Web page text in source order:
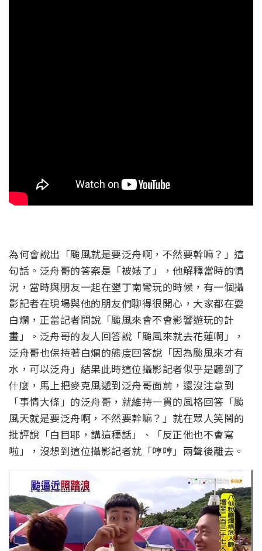
為何會說出「颱風就是要泛舟啊，不然要幹嘛？」這
句話。泛舟哥的答案是「被婊了」，他解釋當時的情
況，當時與朋友一起在墾丁南彎玩的時候，有一個攝
影記者在現場與他的朋友們聊得很開心，大家都在耍
白爛，正當記者問說「颱風來會不會影響遊玩的計
畫」。泛舟哥的友人回答說「颱風來就去花蓮啊」，
泛舟哥也保持著白爛的態度回答說「因為颱風來才有
水，可以泛舟」結果此時這位攝影記者似乎是聽到了
什麼，馬上把麥克風遞到泛舟哥面前，還沒注意到
「事情大條」的泛舟哥，就維持一貫的風格回答「颱
風天就是要泛舟啊，不然要幹嘛？」就在眾人笑鬧的
批評說「白目耶，講這種話」、「反正他也不會寫
啦」，沒想到這位攝影記者就「哼哼」兩聲後離去。